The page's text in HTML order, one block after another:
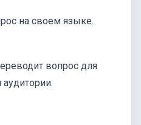
на своем языке.
вопрос для
аудитории.